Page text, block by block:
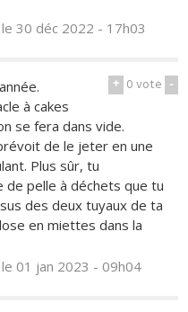
le 30 déc 2022 - 17h03
+ 0vote -
à cakes
se fera dans vide.
de le jeter en une
Plus sûr, tu
pelle à déchets que tu
des deux tuyaux de ta
en miettes dans la
le 01 jan 2023 - 09h04